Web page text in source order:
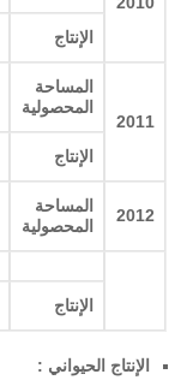
الإنتاج
2011
المساحة
المحصولية
الإنتاج
2012
المساحة
المحصولية
الإنتاج
الإنتاج الحيواني :